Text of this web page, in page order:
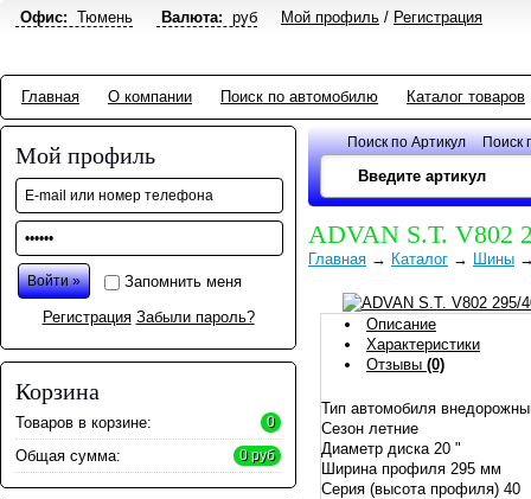
Офис: Тюмень Валюта: руб Мой профиль / Регистрация
Главная О компании Поиск по автомобилю Каталог товаров
Мой профиль
Запомнить меня
Регистрация Забыли пароль?
Корзина
Товаров в корзине: 0
Общая сумма: 0 руб
Поиск по Артикул Поиск
ADVAN S.T. V802
Главная → Каталог → Шины
Описание
Характеристики
Отзывы (0)
Тип автомобиля
Сезон летние
Диаметр диска 20 "
Ширина профиля 295 мм
Серия (высота профиля) 40